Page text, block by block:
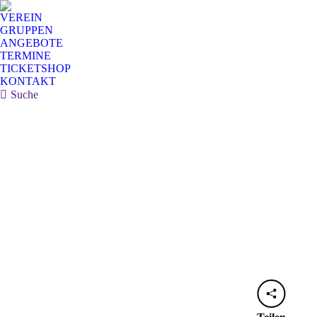
VEREIN
GRUPPEN
ANGEBOTE
TERMINE
TICKETSHOP
KONTAKT
Search:
Suche